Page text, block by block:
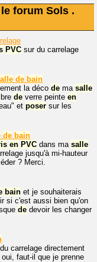
forum Sols .
PVC sur du carrelage
de bain
la déco de ma salle
de verre peinte en
et poser sur les
de bain
en PVC dans ma salle
jusqu'à mi-hauteur
? Merci.
bain et je souhaiterais
si c'est aussi bien qu'on
de devoir les changer
du carrelage directement
faut-il que je prenne